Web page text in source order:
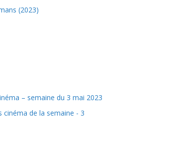
– semaine du 3 mai 2023